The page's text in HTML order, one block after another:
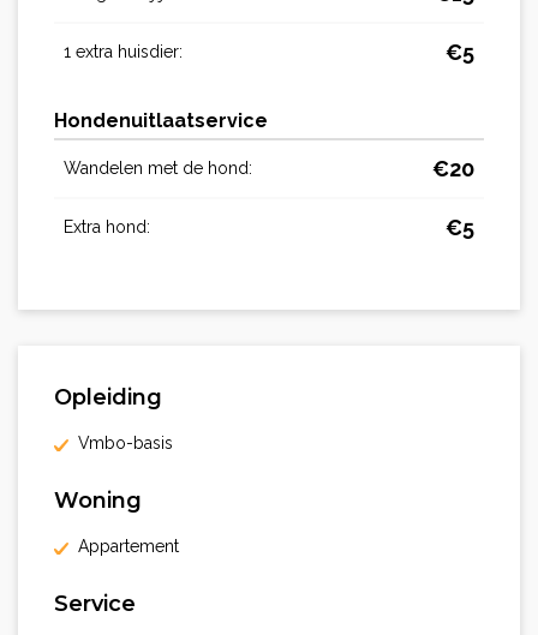
1 extra huisdier: €5
Hondenuitlaatservice
Wandelen met de hond: €20
Extra hond: €5
Opleiding
Vmbo-basis
Woning
Appartement
Service